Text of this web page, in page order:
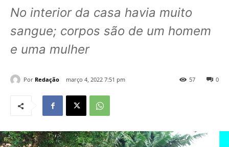
No interior da casa havia muito
sangue; corpos são de um homem
e uma mulher
Por Redação março 4, 2022 7:51 pm 0
57